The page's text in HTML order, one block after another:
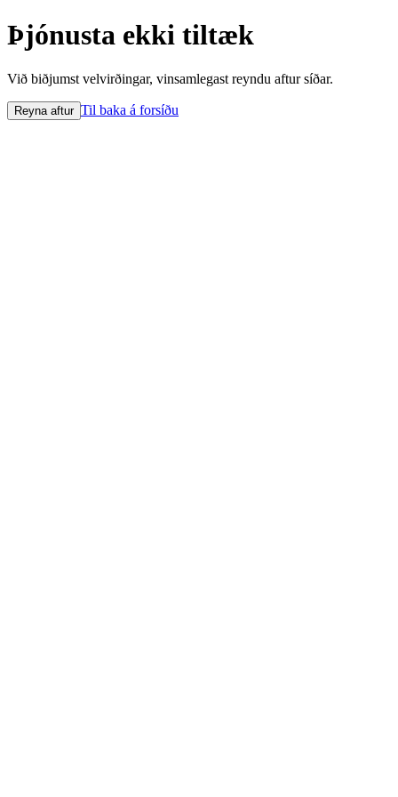
Þjónusta ekki tiltæk
Við biðjumst velvirðingar, vinsamlegast reyndu aftur síðar.
Reyna aftur Til baka á forsíðu